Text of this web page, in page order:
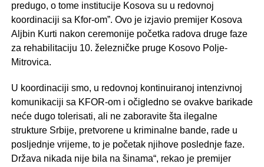
predugo, o tome institucije Kosova su u redovnoj
koordinaciji sa Kfor-om”. Ovo je izjavio premijer Kosova
Aljbin Kurti nakon ceremonije početka radova druge faze
za rehabilitaciju 10. železničke pruge Kosovo Polje-
Mitrovica.
U koordinaciji smo, u redovnoj kontinuiranoj intenzivnoj
komunikaciji sa KFOR-om i očigledno se ovakve barikade
neće dugo tolerisati, ali ne zaboravite šta ilegalne
strukture Srbije, pretvorene u kriminalne bande, rade u
posljednje vrijeme, to je početak njihove poslednje faze.
Država nikada nije bila na šinama“, rekao je premijer